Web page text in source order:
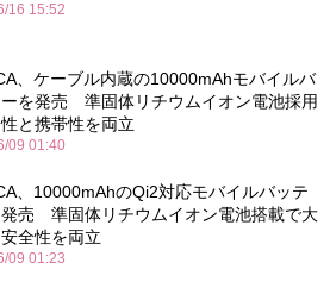
16 15:52
、ケーブル内蔵の10000mAhモバイルバ
ーを発売 準固体リチウムイオン電池採用
と携帯性を両立
09 01:40
、10000mAhのQi2対応モバイルバッテ
発売 準固体リチウムイオン電池搭載で大
全性を両立
09 01:23